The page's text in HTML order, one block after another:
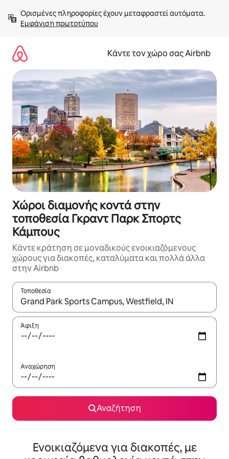
στο
περιεχόμενοΕμφάνιση πρωτοτύπου
Κάντε τον χώρο σας Airbnb
Χώροι διαμονής κοντά στην
τοποθεσία Γκραντ Παρκ Σπορτς
Κάμπους
Κάντε κράτηση σε μοναδικούς ενοικιαζόμενους
χώρους για διακοπές, καταλύματα και πολλά άλλα
στην Airbnb
Τοποθεσία
Όταν τα αποτελέσματα είναι διαθέσιμα, μπορείτε να
Άφιξη
Αναχώρηση
Αναζήτηση
Ενοικιαζόμενα για διακοπές, με